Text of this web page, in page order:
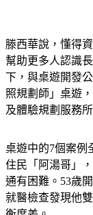
滕西華說，懂得
幫助更多人認識
下，與桌遊開發
照規劃師」桌遊
及體驗規劃服務
桌遊中的7個案例
住民「阿湯哥」
通有困難。53歲
就醫檢查發現他